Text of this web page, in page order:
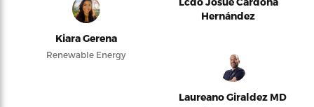
Kiara Gerena
Renewable Energy
Hernández
Laureano Giraldez MD